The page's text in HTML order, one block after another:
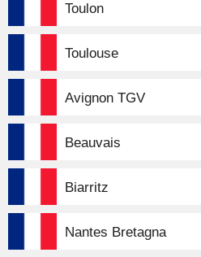
Toulon
Toulouse
Avignon TGV
Beauvais
Biarritz
Nantes Bretagna